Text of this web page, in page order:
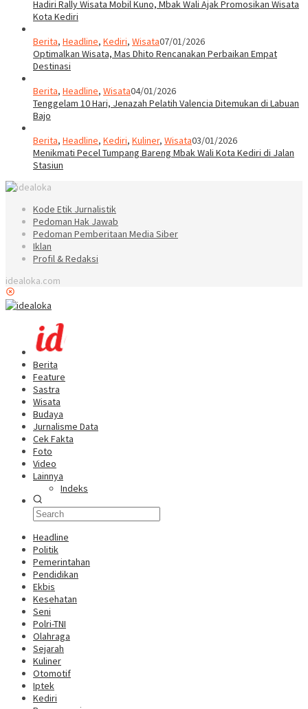
Hadiri Rally Wisata Mobil Kuno, Mbak Wali Ajak Promosikan Wisata
Kota Kediri
Berita, Headline, Kediri, Wisata07/01/2026
Optimalkan Wisata, Mas Dhito Rencanakan Perbaikan Empat
Destinasi
Berita, Headline, Wisata04/01/2026
Tenggelam 10 Hari, Jenazah Pelatih Valencia Ditemukan di Labuan
Bajo
Berita, Headline, Kediri, Kuliner, Wisata03/01/2026
Menikmati Pecel Tumpang Bareng Mbak Wali Kota Kediri di Jalan
Stasiun
Kode Etik Jurnalistik
Pedoman Hak Jawab
Pedoman Pemberitaan Media Siber
Iklan
Profil & Redaksi
idealoka.com
Berita
Feature
Sastra
Wisata
Budaya
Jurnalisme Data
Cek Fakta
Foto
Video
Lainnya
Indeks
Headline
Politik
Pemerintahan
Pendidikan
Ekbis
Kesehatan
Seni
Polri-TNI
Olahraga
Sejarah
Kuliner
Otomotif
Iptek
Kediri